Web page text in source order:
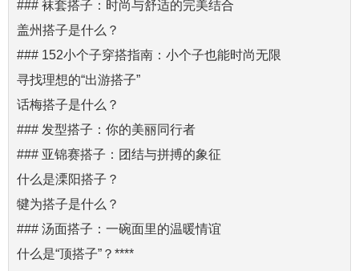
### 袜套搭子：时尚与舒适的完美结合
盖州搭子是什么？
### 152小个子穿搭指南：小个子也能时尚无限
寻找理想的“出游搭子”
话梅搭子是什么？
### 发型搭子：你的美丽同行者
### 亚锦赛搭子：团结与拼搏的象征
什么是溧阳搭子？
犍为搭子是什么？
### 汤面搭子：一碗面里的温暖情谊
什么是“顶搭子”？****